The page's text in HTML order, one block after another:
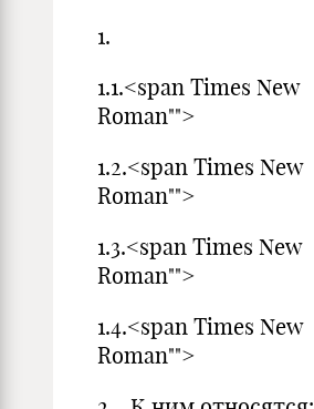
1.
1.1.<span Times New
Roman"">
1.2.<span Times New
Roman"">
1.3.<span Times New
Roman"">
1.4.<span Times New
Roman"">